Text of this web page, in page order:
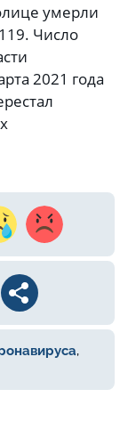
умерли
Число
2021 года
,